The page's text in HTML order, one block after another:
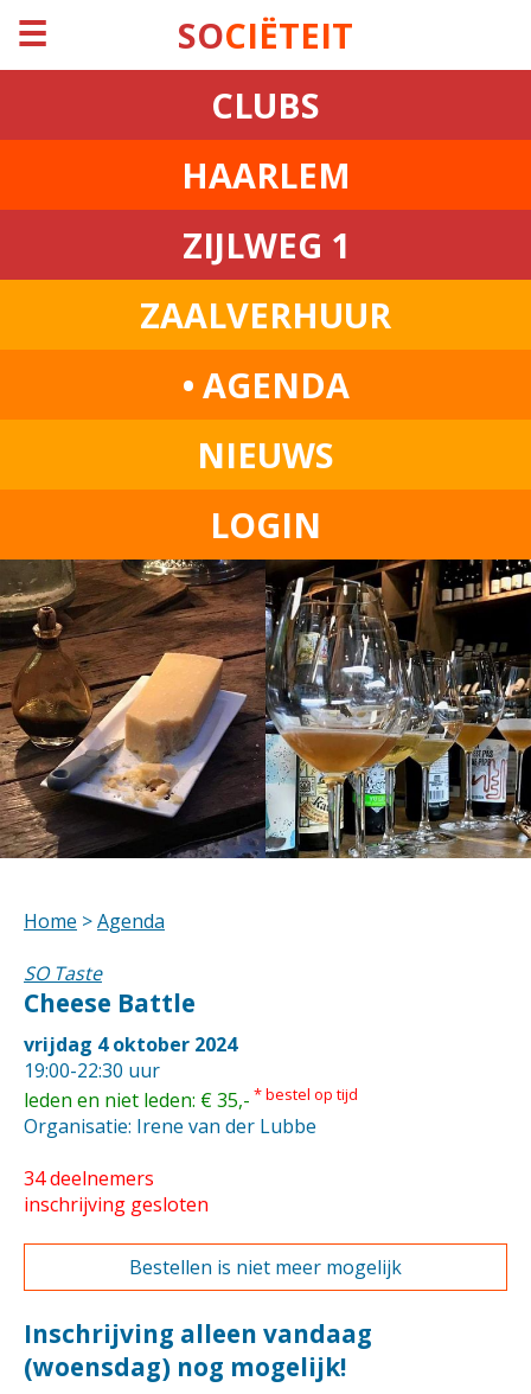
☰ SOCIËTEIT
CLUBS
HAARLEM
ZIJLWEG 1
ZAALVERHUUR
• AGENDA
NIEUWS
LOGIN
Home >Agenda
SO Taste
Cheese Battle
vrijdag 4 oktober 2024
19:00-22:30 uur
leden en niet leden: € 35,- * bestel op tijd
Organisatie: Irene van der Lubbe
34 deelnemers
inschrijving gesloten
Bestellen is niet meer mogelijk
Inschrijving alleen vandaag
(woensdag) nog mogelijk!